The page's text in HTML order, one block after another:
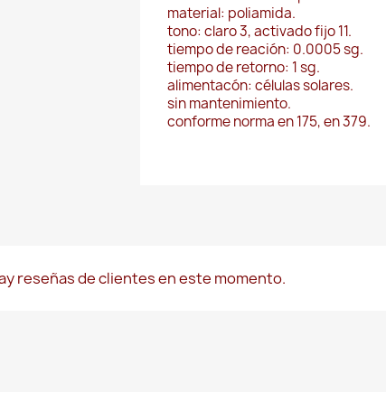
material: poliamida.
tono: claro 3, activado fijo 11.
tiempo de reación: 0.0005 sg.
tiempo de retorno: 1 sg.
alimentacón: células solares.
sin mantenimiento.
conforme norma en 175, en 379.
reseñas de clientes en este momento.